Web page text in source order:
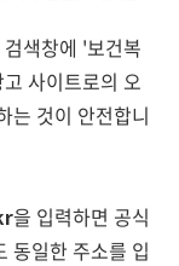
색창에 '보건복
사이트로의 오
는 것이 안전합니
을 입력하면 공식
동일한 주소를 입